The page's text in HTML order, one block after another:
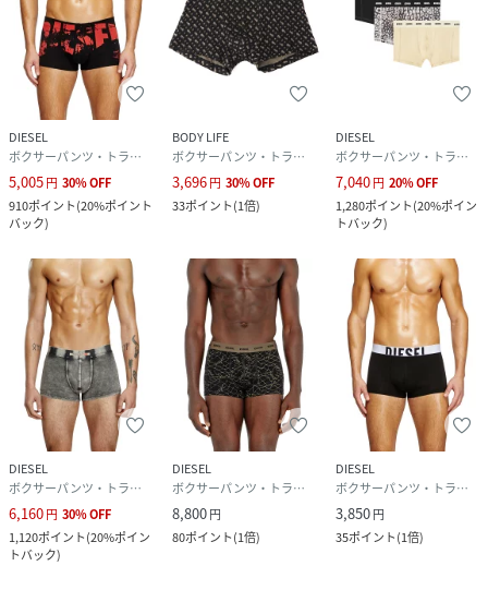
DIESEL
ボクサーパンツ・トランクス
5,005円 30%OFF
910ポイント(20%ポイント
バック)
BODY LIFE
ボクサーパンツ・トランクス
3,696円 30%OFF
33ポイント(1倍)
DIESEL
ボクサーパンツ・トランクス
7,040円 20%OFF
1,280ポイント(20%ポイン
トバック)
DIESEL
ボクサーパンツ・トランクス
6,160円 30%OFF
1,120ポイント(20%ポイン
トバック)
DIESEL
ボクサーパンツ・トランクス
8,800円
80ポイント(1倍)
DIESEL
ボクサーパンツ・トランクス
3,850円
35ポイント(1倍)